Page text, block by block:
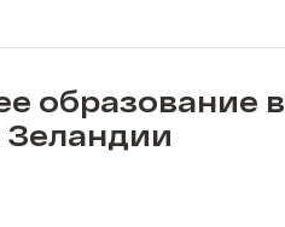
образование в